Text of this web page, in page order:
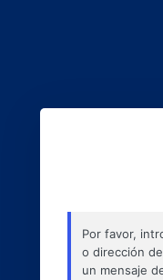
Por favor,
o dirección
un mensaje